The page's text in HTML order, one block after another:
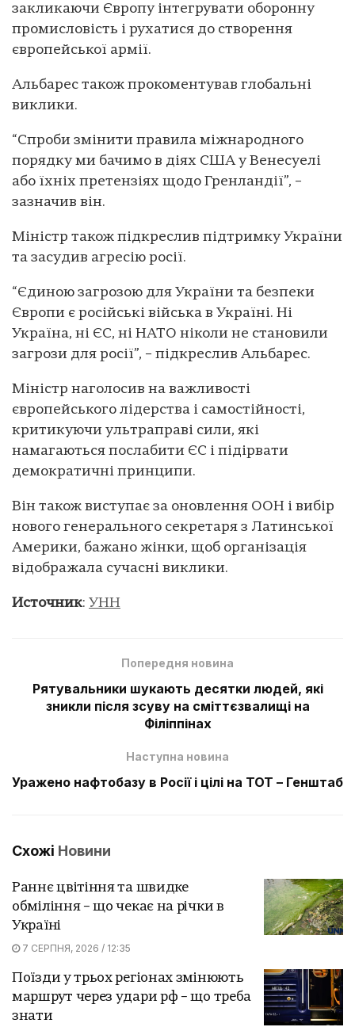
закликаючи Європу інтегрувати оборонну
промисловість і рухатися до створення
європейської армії.
Альбарес також прокоментував глобальні
виклики.
“Спроби змінити правила міжнародного
порядку ми бачимо в діях США у Венесуелі
або їхніх претензіях щодо Гренландії”, –
зазначив він.
Міністр також підкреслив підтримку України
та засудив агресію росії.
“Єдиною загрозою для України та безпеки
Європи є російські війська в Україні. Ні
Україна, ні ЄС, ні НАТО ніколи не становили
загрози для росії”, – підкреслив Альбарес.
Міністр наголосив на важливості
європейського лідерства і самостійності,
критикуючи ультраправі сили, які
намагаються послабити ЄС і підірвати
демократичні принципи.
Він також виступає за оновлення ООН і вибір
нового генерального секретаря з Латинської
Америки, бажано жінки, щоб організація
відображала сучасні виклики.
Источник: УНН
Попередня новина
Рятувальники шукають десятки людей, які
зникли після зсуву на сміттєзвалищі на
Філіппінах
Наступна новина
Уражено нафтобазу в Росії і цілі на ТОТ – Генштаб
Схожі Новини
Раннє цвітіння та швидке
обміління – що чекає на річки в
Україні
7 СЕРПНЯ, 2026 / 12:35
Поїзди у трьох регіонах змінюють
маршрут через удари рф – що треба
знати